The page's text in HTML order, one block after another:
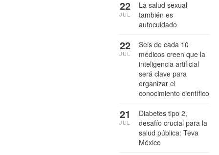
La salud sexual
también es
autocuidado
22
JUL
Seis de cada 10
médicos creen que la
inteligencia artificial
será clave para
organizar el
conocimiento científico
22
JUL
Diabetes tipo 2,
desafío crucial para la
salud pública: Teva
México
21
JUL